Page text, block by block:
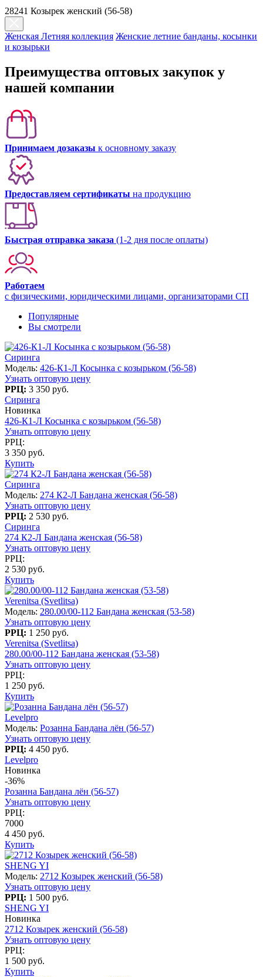
28241 Козырек женский (56-58)
Женская Летняя коллекция Женские летние банданы, косынки
и козырьки
Преимущества оптовых закупок у
нашей компании
Принимаем дозаказы к основному заказу
Предоставляем сертификаты на продукцию
Быстрая отправка заказа (1-2 дня после оплаты)
Работаем
с физическими, юридическими лицами, организаторами СП
Популярные
Вы смотрели
Сиринга
Модель: 426-К1-Л Косынка с козырьком (56-58)
Узнать оптовую цену
РРЦ: 3 350 руб.
Сиринга
Новинка
426-К1-Л Косынка с козырьком (56-58)
Узнать оптовую цену
РРЦ:
3 350 руб.
Купить
Сиринга
Модель: 274 К2-Л Бандана женская (56-58)
Узнать оптовую цену
РРЦ: 2 530 руб.
Сиринга
274 К2-Л Бандана женская (56-58)
Узнать оптовую цену
РРЦ:
2 530 руб.
Купить
Verenitsa (Svetlitsa)
Модель: 280.00/00-112 Бандана женская (53-58)
Узнать оптовую цену
РРЦ: 1 250 руб.
Verenitsa (Svetlitsa)
280.00/00-112 Бандана женская (53-58)
Узнать оптовую цену
РРЦ:
1 250 руб.
Купить
Levelpro
Модель: Розанна Бандана лён (56-57)
Узнать оптовую цену
РРЦ: 4 450 руб.
Levelpro
Новинка
-36%
Розанна Бандана лён (56-57)
Узнать оптовую цену
РРЦ:
7000
4 450 руб.
Купить
SHENG YI
Модель: 2712 Козырек женский (56-58)
Узнать оптовую цену
РРЦ: 1 500 руб.
SHENG YI
Новинка
2712 Козырек женский (56-58)
Узнать оптовую цену
РРЦ:
1 500 руб.
Купить